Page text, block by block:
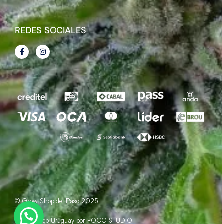
REDES SOCIALES
© Grow Shop del Paso 2025
Diseño Web Uruguay porFOCO STUDIO